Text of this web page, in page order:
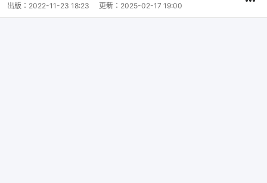
出版： 2022-11-23 18:23 更新： 2025-02-17 19:00